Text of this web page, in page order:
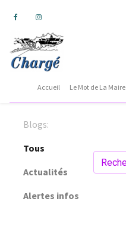
Accueil Le Mot de La Maire
Blogs:
Tous
Actualités
Alertes infos